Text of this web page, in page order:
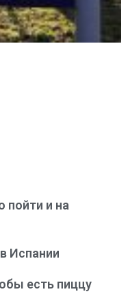
пойти и на
Испании
есть пиццу